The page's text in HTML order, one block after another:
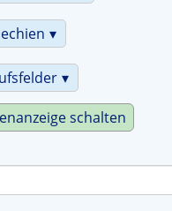
schalten